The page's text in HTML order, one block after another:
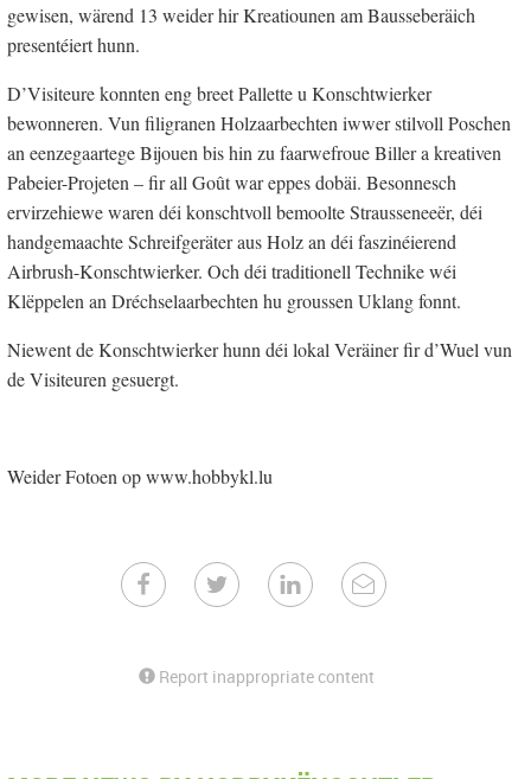
gewisen, wärend 13 weider hir Kreatiounen am Bausseberäich
presentéiert hunn.
D’Visiteure konnten eng breet Pallette u Konschtwierker
bewonneren. Vun filigranen Holzaarbechten iwwer stilvoll Poschen
an eenzegaartege Bijouen bis hin zu faarwefroue Biller a kreativen
Pabeier-Projeten – fir all Goût war eppes dobäi. Besonnesch
ervirzehiewe waren déi konschtvoll bemoolte Strausseneeër, déi
handgemaachte Schreifgeräter aus Holz an déi faszinéierend
Airbrush-Konschtwierker. Och déi traditionell Technike wéi
Klëppelen an Dréchselaarbechten hu groussen Uklang fonnt.
Niewent de Konschtwierker hunn déi lokal Veräiner fir d’Wuel vun
de Visiteuren gesuergt.
Weider Fotoen op www.hobbykl.lu
Report inappropriate content